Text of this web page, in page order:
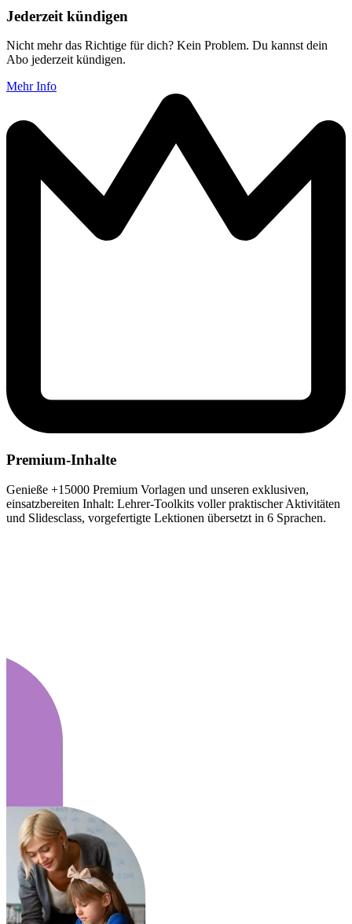
Jederzeit kündigen
Nicht mehr das Richtige für dich? Kein Problem. Du kannst dein
Abo jederzeit kündigen.
Mehr Info
Premium-Inhalte
Genieße +15000 Premium Vorlagen und unseren exklusiven,
einsatzbereiten Inhalt: Lehrer-Toolkits voller praktischer Aktivitäten
und Slidesclass, vorgefertigte Lektionen übersetzt in 6 Sprachen.